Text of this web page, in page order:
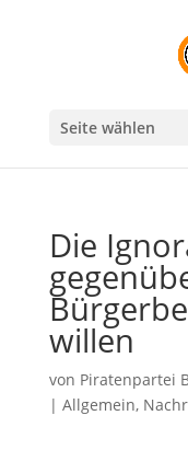
Seite wählen
Die
willen
von Piratenpartei
| Allgemein,